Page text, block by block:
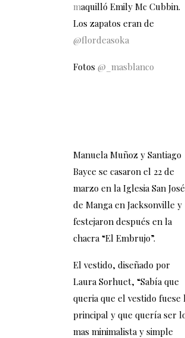
maquilló Emily Mc Cubbin.
Los zapatos eran de
@flordeasoka
Fotos @_masblanco
Manuela Muñoz y Santiago
Bayce se casaron el 22 de
marzo en la Iglesia San José
de Manga en Jacksonville y
festejaron después en la
chacra “El Embrujo”.
El vestido, diseñado por
Laura Sorhuet, “Sabía que
queria que el vestido fuese
principal y que quería ser
mas minimalista y simple